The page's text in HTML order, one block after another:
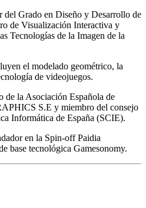
del Grado en Diseño y Desarrollo de
de Visualización Interactiva y
Tecnologías de la Imagen de la
el modelado geométrico, la
de videojuegos.
de la Asociación Española de
S.E y miembro del consejo
Informática de España (SCIE).
en la Spin-off Paidia
base tecnológica Gamesonomy.